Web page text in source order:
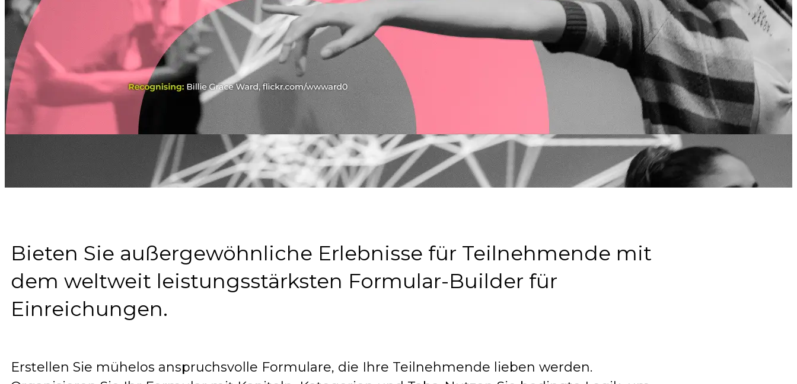
Bieten Sie außergewöhnliche Erlebnisse für Teilnehmende mit
dem weltweit leistungsstärksten Formular-Builder für
Einreichungen.
Erstellen Sie mühelos anspruchsvolle Formulare, die Ihre Teilnehmende lieben werden.